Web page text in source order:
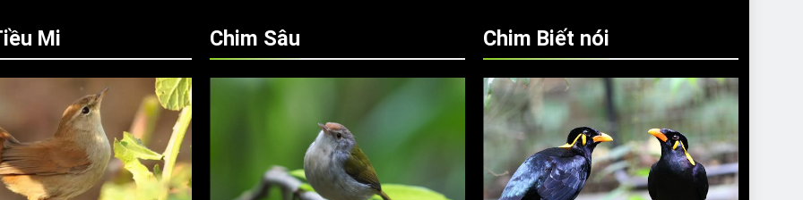
Mi Chim Sâu Chim Biết nói